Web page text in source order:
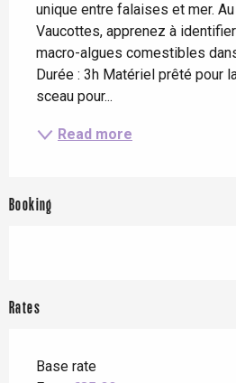
unique entre falaises et mer.
Vaucottes, apprenez à
macro-algues comestibles
Durée : 3h Matériel prêté pour
sceau pour...
Read more
Booking
Rates
Base rate